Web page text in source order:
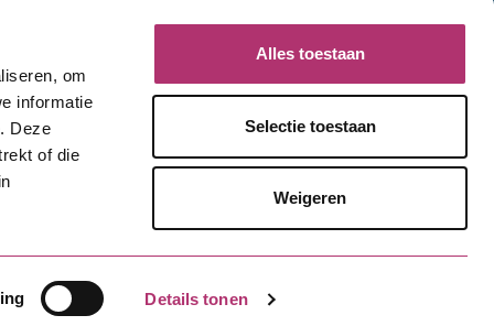
om
informatie
Deze
of die
Details tonen
Alles toestaan
Selectie toestaan
Weigeren